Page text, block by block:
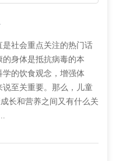
社会重点关注的热门话
身体是抵抗病毒的本
的饮食观念，增强体
至关重要。那么，儿童
长和营养之间又有什么关